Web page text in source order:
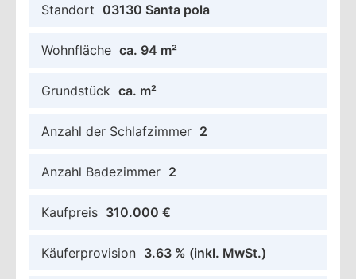
Standort 03130 Santa pola
Wohnfläche ca. 94 m²
Grundstück ca. m²
Anzahl der Schlafzimmer 2
Anzahl Badezimmer 2
Kaufpreis 310.000 €
Käuferprovision 3.63 % (inkl. MwSt.)